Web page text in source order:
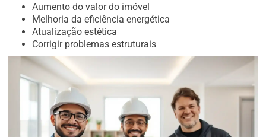
Aumento do valor do imóvel
Melhoria da eficiência energética
Atualização estética
Corrigir problemas estruturais